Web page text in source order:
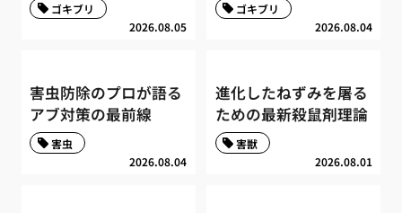
2026.08.05
ゴキブリ
2026.08.04
ゴキブリ
害虫防除のプロが語る
アブ対策の最前線
2026.08.04
害虫
進化したねずみを屠る
ための最新殺鼠剤理論
2026.08.01
害獣